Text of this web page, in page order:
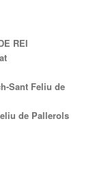
REI
Sant Feliu de
de Pallerols